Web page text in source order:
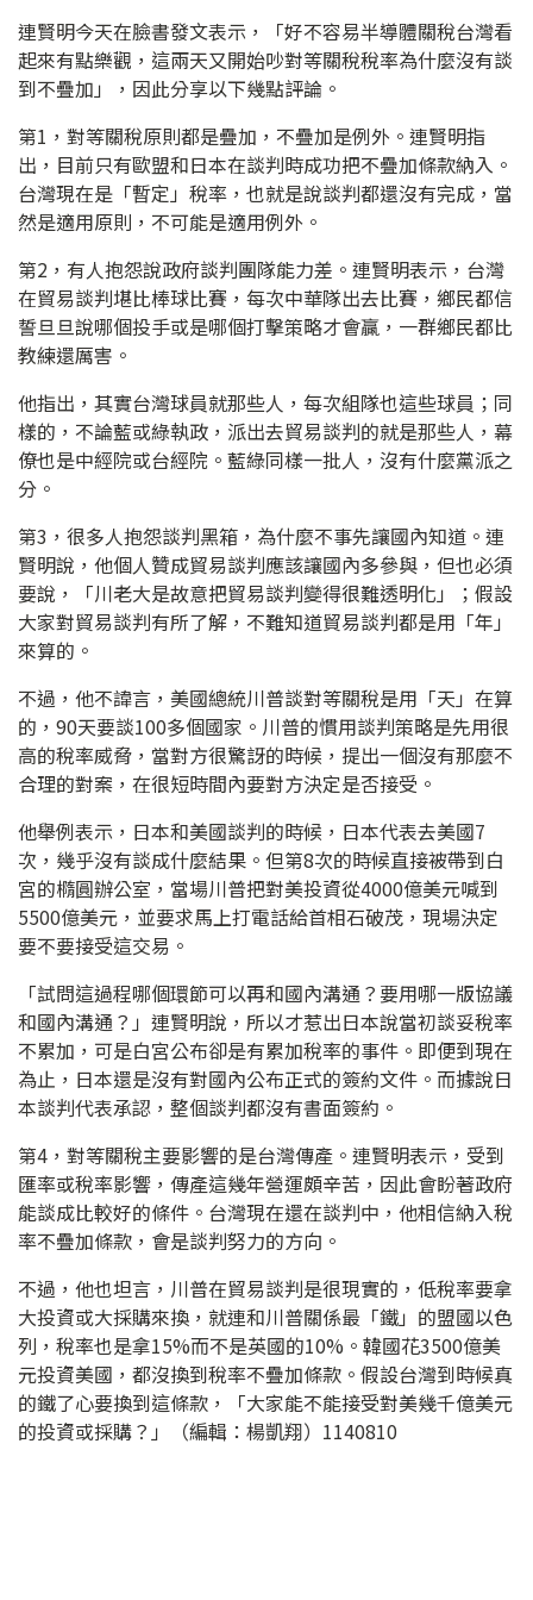
連賢明今天在臉書發文表示，「好不容易半導體關稅台灣看
起來有點樂觀，這兩天又開始吵對等關稅稅率為什麼沒有談
到不疊加」，因此分享以下幾點評論。
第1，對等關稅原則都是疊加，不疊加是例外。連賢明指
出，目前只有歐盟和日本在談判時成功把不疊加條款納入。
台灣現在是「暫定」稅率，也就是說談判都還沒有完成，當
然是適用原則，不可能是適用例外。
第2，有人抱怨說政府談判團隊能力差。連賢明表示，台灣
在貿易談判堪比棒球比賽，每次中華隊出去比賽，鄉民都信
誓旦旦說哪個投手或是哪個打擊策略才會贏，一群鄉民都比
教練還厲害。
他指出，其實台灣球員就那些人，每次組隊也這些球員；同
樣的，不論藍或綠執政，派出去貿易談判的就是那些人，幕
僚也是中經院或台經院。藍綠同樣一批人，沒有什麼黨派之
分。
第3，很多人抱怨談判黑箱，為什麼不事先讓國內知道。連
賢明說，他個人贊成貿易談判應該讓國內多參與，但也必須
要說，「川老大是故意把貿易談判變得很難透明化」；假設
大家對貿易談判有所了解，不難知道貿易談判都是用「年」
來算的。
不過，他不諱言，美國總統川普談對等關稅是用「天」在算
的，90天要談100多個國家。川普的慣用談判策略是先用很
高的稅率威脅，當對方很驚訝的時候，提出一個沒有那麼不
合理的對案，在很短時間內要對方決定是否接受。
他舉例表示，日本和美國談判的時候，日本代表去美國7
次，幾乎沒有談成什麼結果。但第8次的時候直接被帶到白
宮的橢圓辦公室，當場川普把對美投資從4000億美元喊到
5500億美元，並要求馬上打電話給首相石破茂，現場決定
要不要接受這交易。
「試問這過程哪個環節可以再和國內溝通？要用哪一版協議
和國內溝通？」連賢明說，所以才惹出日本說當初談妥稅率
不累加，可是白宮公布卻是有累加稅率的事件。即便到現在
為止，日本還是沒有對國內公布正式的簽約文件。而據說日
本談判代表承認，整個談判都沒有書面簽約。
第4，對等關稅主要影響的是台灣傳產。連賢明表示，受到
匯率或稅率影響，傳產這幾年營運頗辛苦，因此會盼著政府
能談成比較好的條件。台灣現在還在談判中，他相信納入稅
率不疊加條款，會是談判努力的方向。
不過，他也坦言，川普在貿易談判是很現實的，低稅率要拿
大投資或大採購來換，就連和川普關係最「鐵」的盟國以色
列，稅率也是拿15%而不是英國的10%。韓國花3500億美
元投資美國，都沒換到稅率不疊加條款。假設台灣到時候真
的鐵了心要換到這條款，「大家能不能接受對美幾千億美元
的投資或採購？」（編輯：楊凱翔）1140810